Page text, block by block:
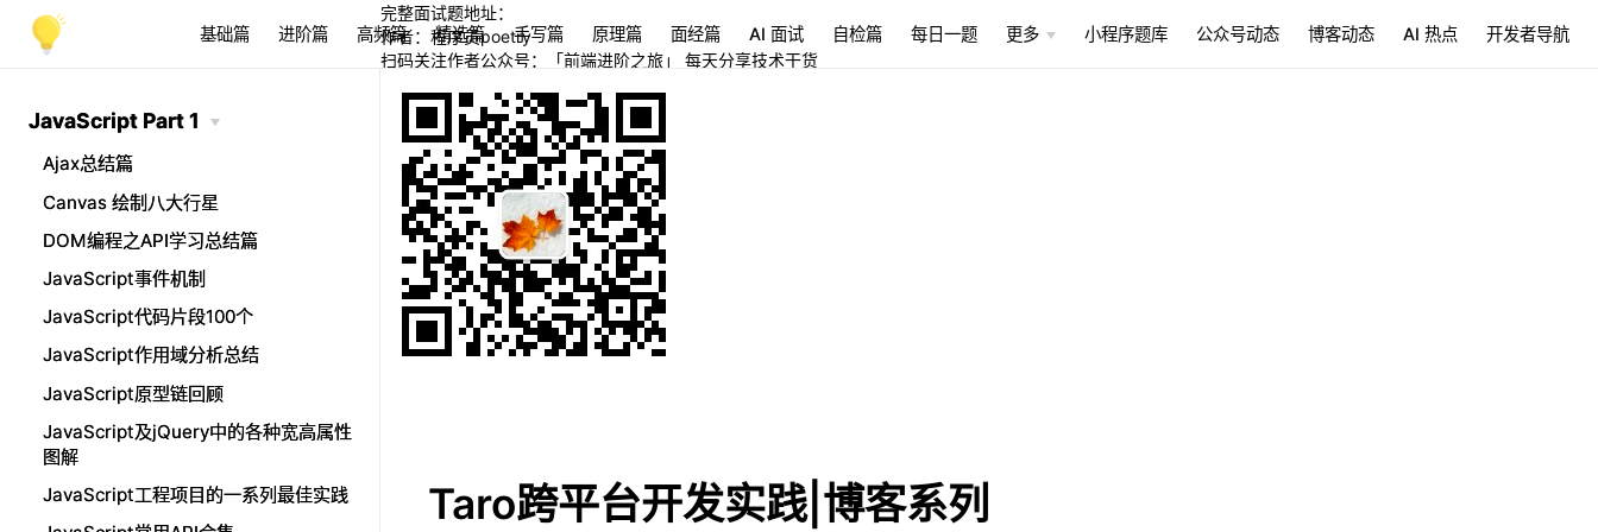
基础篇 进阶篇 高频篇 精选篇 手写篇 原理篇 面经篇 AI 面试 自检篇 每日一题 更多 小程序题库 公众号动态 博客动态 AI 热点 开发者导航
完整面试题地址：
作者：程序员poetry
扫码关注作者公众号：「前端进阶之旅」 每天分享技术干货
Taro跨平台开发实践|博客系列
JavaScript Part 1
Ajax总结篇
Canvas 绘制八大行星
DOM编程之API学习总结篇
JavaScript事件机制
JavaScript代码片段100个
JavaScript作用域分析总结
JavaScript原型链回顾
JavaScript及jQuery中的各种宽高属性
图解
JavaScript工程项目的一系列最佳实践
JavaScript Part 1
Ajax总结篇
Canvas 绘制八大行星
DOM编程之API学习总结篇
JavaScript事件机制
JavaScript代码片段100个
JavaScript作用域分析总结
JavaScript原型链回顾
JavaScript及jQuery中的各种宽高属性
图解
JavaScript工程项目的一系列最佳实践